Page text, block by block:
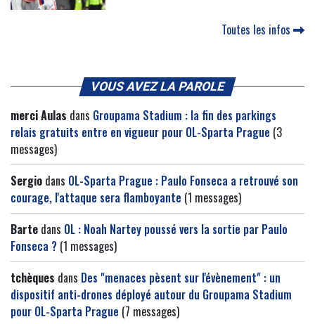
Toutes les infos
VOUS AVEZ LA PAROLE
merci Aulas dans Groupama Stadium : la fin des parkings
relais gratuits entre en vigueur pour OL-Sparta Prague (3
messages)
Sergio dans OL-Sparta Prague : Paulo Fonseca a retrouvé son
courage, l'attaque sera flamboyante (1 messages)
Barte dans OL : Noah Nartey poussé vers la sortie par Paulo
Fonseca ? (1 messages)
tchèques dans Des "menaces pèsent sur l'évènement" : un
dispositif anti-drones déployé autour du Groupama Stadium
pour OL-Sparta Prague (7 messages)